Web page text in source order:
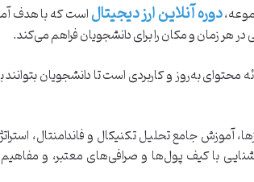
دوره آنلاین ارز دیجیتالاست که با هدف
هر زمان و مکان را برای دانشجویان فراهم می‌کند.
محتوای به‌روز و کاربردی است تا دانشجویان
آموزش جامع تحلیل تکنیکال و فاندامنتال،